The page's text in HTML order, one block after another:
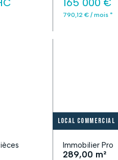
165 000 €
790,12 € / mois *
Local commercial
Immobilier Pro
289,00 m²